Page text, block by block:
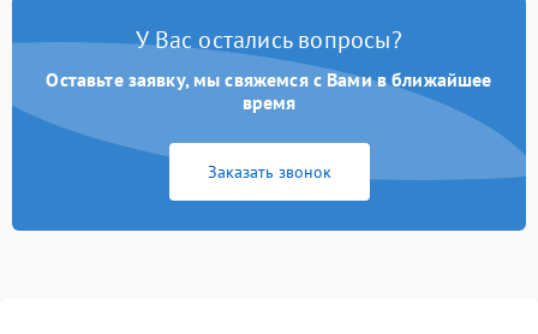
У Вас остались вопросы?
Оставьте заявку, мы свяжемся с Вами в ближайшее
время
Заказать звонок